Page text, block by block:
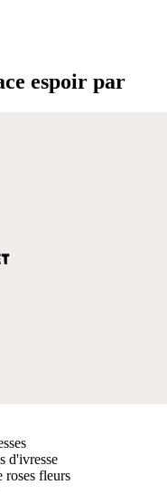
espoir par
d'ivresse
roses fleurs